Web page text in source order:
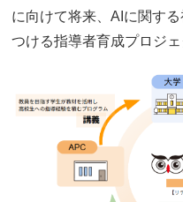
に向けて将来、AIに関す
つける指導者育成プロジェ